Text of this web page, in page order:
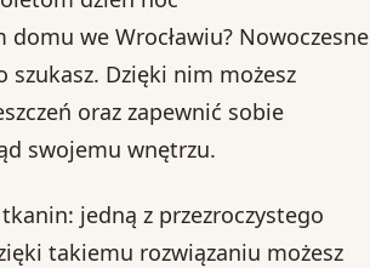
we Wrocławiu? Nowoczesne
Dzięki nim możesz
oraz zapewnić sobie
swojemu wnętrzu.
jedną z przezroczystego
takiemu rozwiązaniu możesz